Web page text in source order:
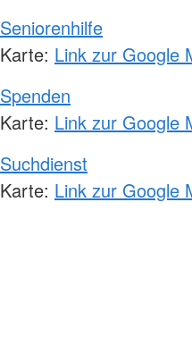
Seniorenhilfe
Karte: Link zur Google
Spenden
Karte: Link zur Google
Suchdienst
Karte: Link zur Google